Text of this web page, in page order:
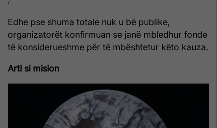
Edhe pse shuma totale nuk u bë publike,
organizatorët konfirmuan se janë mbledhur fonde
të konsiderueshme për të mbështetur këto kauza.
Arti si mision